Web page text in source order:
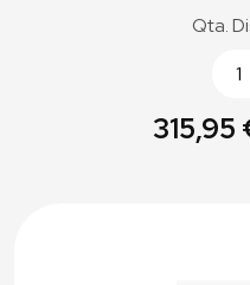
Qta.
315,95